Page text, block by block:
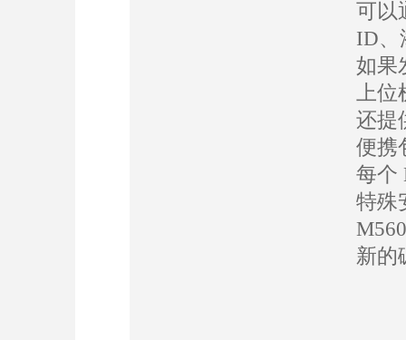
可以
ID、
如果
上
还提
便携
每个
特殊
新的